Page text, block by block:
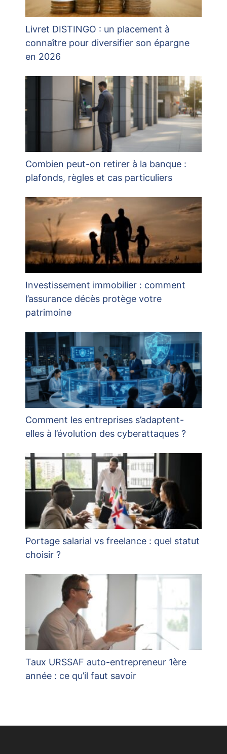
Livret DISTINGO : un placement à
connaître pour diversifier son épargne
en 2026
Combien peut-on retirer à la banque :
plafonds, règles et cas particuliers
Investissement immobilier : comment
l’assurance décès protège votre
patrimoine
Comment les entreprises s’adaptent-
elles à l’évolution des cyberattaques ?
Portage salarial vs freelance : quel statut
choisir ?
Taux URSSAF auto-entrepreneur 1ère
année : ce qu’il faut savoir